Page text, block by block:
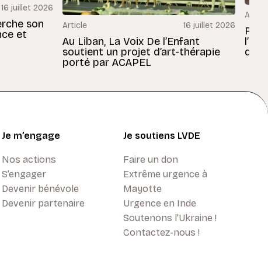
16 juillet 2026
son
et
Article 16 juillet 2026
Au Liban, La Voix De l’Enfant
soutient un projet d’art-thérapie
porté par ACAPEL
Je m’engage
Nos actions
S’engager
Devenir bénévole
Devenir partenaire
Je soutiens LVDE
Faire un don
Extrême urgence à
Mayotte
Urgence en Inde
Soutenons l'Ukraine !
Contactez-nous !